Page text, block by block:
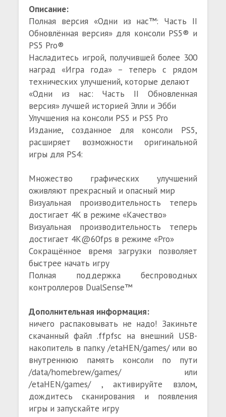
Описание:
Полная версия «Одни из нас™: Часть II
Обновлённая версия» для консоли PS5® и
PS5 Pro®
Насладитесь игрой, получившей более 300
наград «Игра года» – теперь с рядом
технических улучшений, которые делают
«Одни из нас: Часть II Обновленная
версия» лучшей историей Элли и Эбби
Улучшения на консоли PS5 и PS5 Pro
Издание, созданное для консоли PS5,
расширяет возможности оригинальной
игры для PS4:
Множество графических улучшений
оживляют прекрасный и опасный мир
Визуальная производительность теперь
достигает 4K в режиме «Качество»
Визуальная производительность теперь
достигает 4K@60fps в режиме «Pro»
Сокращённое время загрузки позволяет
быстрее начать игру
Полная поддержка беспроводных
контроллеров DualSense™
Дополнительная информация:
ничего распаковывать не надо! Закиньте
скачанный файл .ffpfsc на внешний USB-
накопитель в папку /etaHEN/games/ или во
внутреннюю память консоли по пути
/data/homebrew/games/ или
/etaHEN/games/ , активируйте взлом,
дождитесь сканирования и появления
игры и запускайте игру